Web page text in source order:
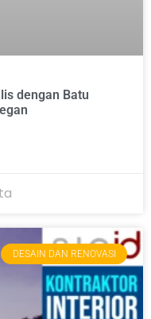
dengan Batu
DESAIN DAN RENOVASI